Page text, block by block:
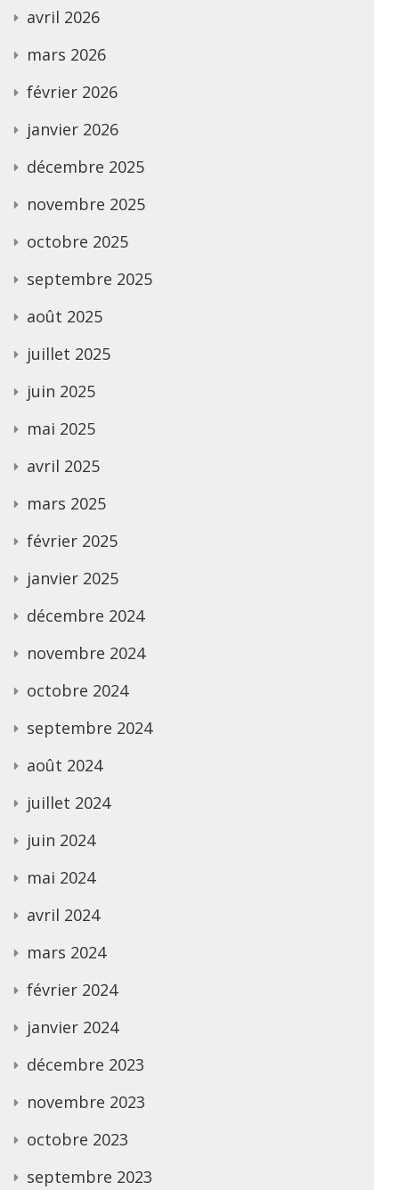
avril 2026
mars 2026
février 2026
janvier 2026
décembre 2025
novembre 2025
octobre 2025
septembre 2025
août 2025
juillet 2025
juin 2025
mai 2025
avril 2025
mars 2025
février 2025
janvier 2025
décembre 2024
novembre 2024
octobre 2024
septembre 2024
août 2024
juillet 2024
juin 2024
mai 2024
avril 2024
mars 2024
février 2024
janvier 2024
décembre 2023
novembre 2023
octobre 2023
septembre 2023